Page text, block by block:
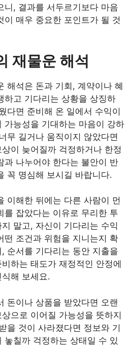
니, 결과를 서두르기보다 마음
이 매우 중요한 포인트가 될 것
재물운 해석
해석은 돈과 기회, 계약이나 혜
하고 기다리는 상황을 상징하
다면 준비해 온 일에서 수익이
가능성을 기대하는 마음이 강하
무 길거나 움직이지 않았다면
이 늦어질까 걱정하거나 한정
과 나누어야 한다는 불안이 반
꼭 명심해 보시길 바랍니다.
이해한 뒤에는 다른 사람이 먼
를 잡았다는 이유로 무리한 투
말고, 자신이 기다리는 수익
떤 조건과 위험을 지니는지 확
순서를 기다리는 동안 지출을
하는 태도가 재정적인 안정에
해 보세요.
돈이나 상품을 받았다면 오랜
으로 이어질 가능성을 뜻하지
을 것이 사라졌다면 정보와 기
놓칠까 걱정하는 상태일 수 있